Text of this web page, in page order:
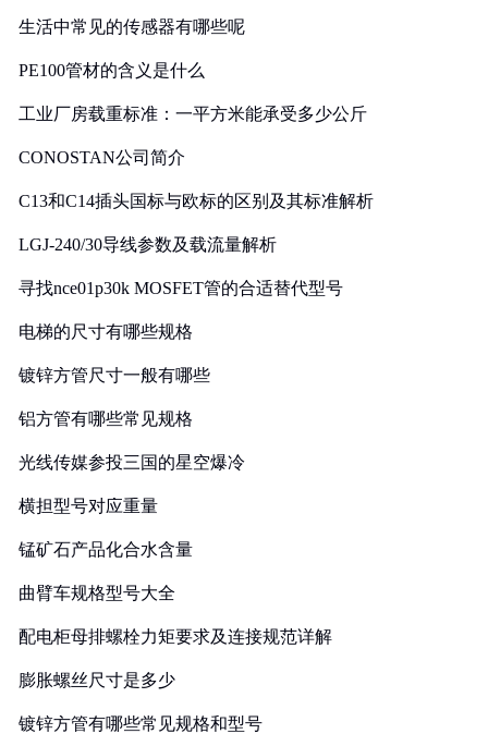
生活中常见的传感器有哪些呢
PE100管材的含义是什么
工业厂房载重标准：一平方米能承受多少公斤
CONOSTAN公司简介
C13和C14插头国标与欧标的区别及其标准解析
LGJ-240/30导线参数及载流量解析
寻找nce01p30k MOSFET管的合适替代型号
电梯的尺寸有哪些规格
镀锌方管尺寸一般有哪些
铝方管有哪些常见规格
光线传媒参投三国的星空爆冷
横担型号对应重量
锰矿石产品化合水含量
曲臂车规格型号大全
配电柜母排螺栓力矩要求及连接规范详解
膨胀螺丝尺寸是多少
镀锌方管有哪些常见规格和型号